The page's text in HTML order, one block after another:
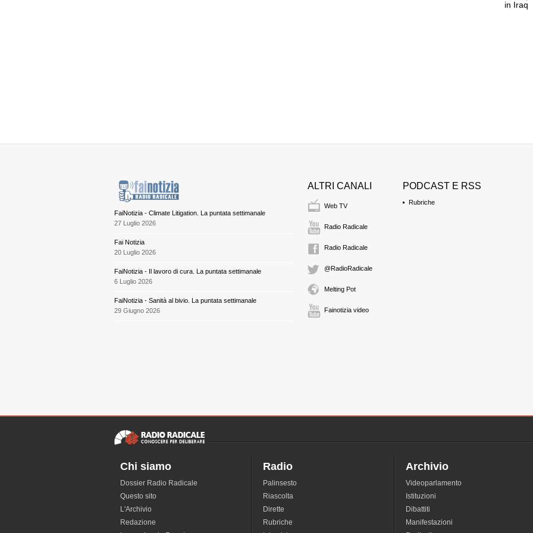
in Iraq
FaiNotizia - Climate Litigation. La puntata settimanale
27 Luglio 2026
Fai Notizia
20 Luglio 2026
FaiNotizia - Il lavoro di cura. La puntata settimanale
6 Luglio 2026
FaiNotizia - Sanità al bivio. La puntata settimanale
29 Giugno 2026
ALTRI CANALI
Web TV
Radio Radicale
Radio Radicale
@RadioRadicale
Melting Pot
Fainotizia video
PODCAST E RSS
Rubriche
Chi siamo
Dossier Radio Radicale
Questo sito
L'Archivio
Redazione
Radio
Palinsesto
Riascolta
Dirette
Rubriche
Archivio
Videoparlamento
Istituzioni
Dibattiti
Manifestazioni